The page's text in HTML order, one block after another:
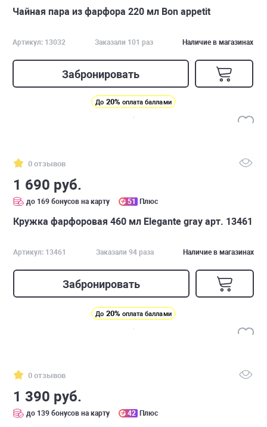
Чайная пара из фарфора 220 мл Bon appetit
Артикул: 13032 Заказали 101 раз Наличие в магазинах
Забронировать
До 20% оплата баллами
0 отзывов
1 690 руб.
до 169 бонусов на карту 51 Плюс
Кружка фарфоровая 460 мл Elegante gray арт. 13461
Артикул: 13461 Заказали 94 раза Наличие в магазинах
Забронировать
До 20% оплата баллами
0 отзывов
1 390 руб.
до 139 бонусов на карту 42 Плюс